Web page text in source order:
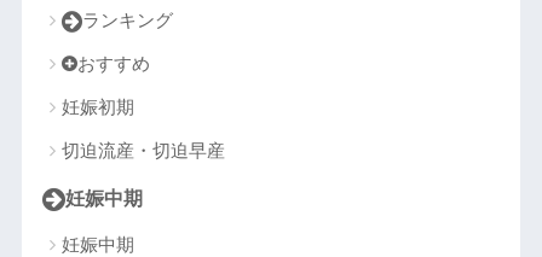
ランキング
おすすめ
妊娠初期
切迫流産・切迫早産
妊娠中期
妊娠中期